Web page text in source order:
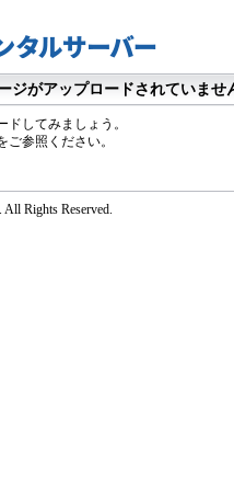
ジがアップロードされていませ
してみましょう。
ご参照ください。
Rights Reserved.